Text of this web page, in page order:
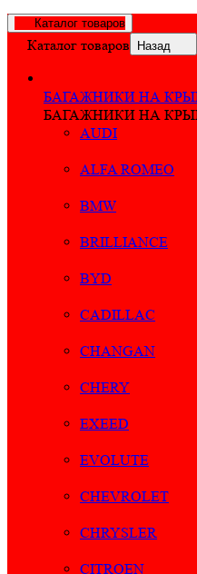
Каталог товаров
Каталог товаров Назад
БАГАЖНИКИ НА
БАГАЖНИКИ НА
AUDI
ALFA ROMEO
BMW
BRILLIANCE
BYD
CADILLAC
CHANGAN
CHERY
EXEED
EVOLUTE
CHEVROLET
CHRYSLER
CITROEN